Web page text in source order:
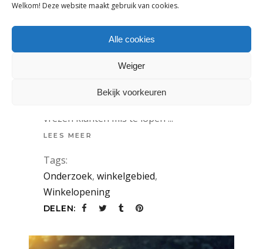
Welkom! Deze website maakt gebruik van cookies.
Alle cookies
Weiger
Bekijk voorkeuren
vrezen klanten mis te lopen
LEES MEER
Tags:
Onderzoek, winkelgebied,
Winkelopening
DELEN: